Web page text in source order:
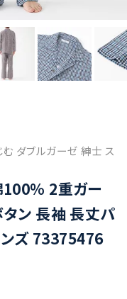
ダブルガーゼ 紳士 ス
％ 2重ガー
ン 長袖 長丈パ
ンズ 73375476